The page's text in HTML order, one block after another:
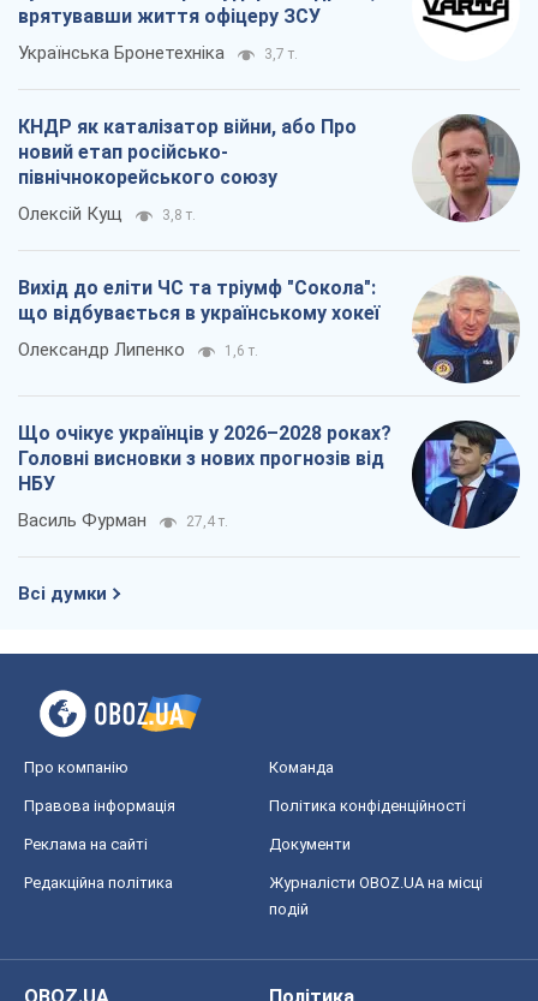
врятувавши життя офіцеру ЗСУ
Українська Бронетехніка 3,7 т.
КНДР як каталізатор війни, або Про
новий етап російсько-
північнокорейського союзу
Олексій Кущ 3,8 т.
Вихід до еліти ЧС та тріумф "Сокола":
що відбувається в українському хокеї
Олександр Липенко 1,6 т.
Що очікує українців у 2026–2028 роках?
Головні висновки з нових прогнозів від
НБУ
Василь Фурман 27,4 т.
Всі думки
Про компанію Команда
Правова інформація Політика конфіденційності
Реклама на сайті Документи
Редакційна політика
Журналісти OBOZ.UA на місці
подій